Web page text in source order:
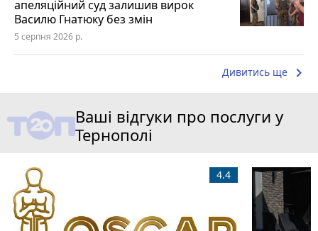
апеляційний суд залишив вирок
Василю Гнатюку без змін
5 серпня 2026 р.
Дивитись ще keyboard_arrow_right
Ваші відгуки про послуги у
Тернополі
4.4